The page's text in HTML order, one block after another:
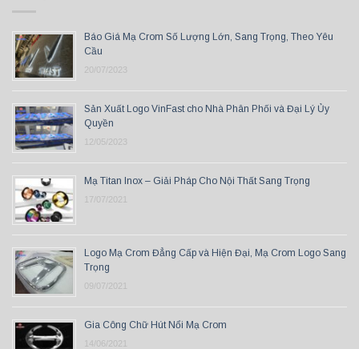
Báo Giá Mạ Crom Số Lượng Lớn, Sang Trọng, Theo Yêu
Cầu
20/07/2023
Sản Xuất Logo VinFast cho Nhà Phân Phối và Đại Lý Ủy
Quyền
12/05/2023
Mạ Titan Inox – Giải Pháp Cho Nội Thất Sang Trọng
17/07/2021
Logo Mạ Crom Đẳng Cấp và Hiện Đại, Mạ Crom Logo Sang
Trọng
09/07/2021
Gia Công Chữ Hút Nổi Mạ Crom
14/06/2021